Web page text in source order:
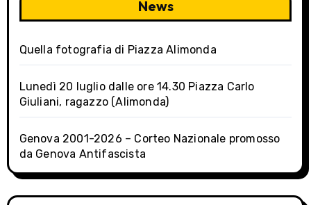
a
i
o
n
News
Quella fotografia di Piazza Alimonda
Lunedì 20 luglio dalle ore 14.30 Piazza Carlo
Giuliani, ragazzo (Alimonda)
Genova 2001-2026 – Corteo Nazionale promosso
da Genova Antifascista